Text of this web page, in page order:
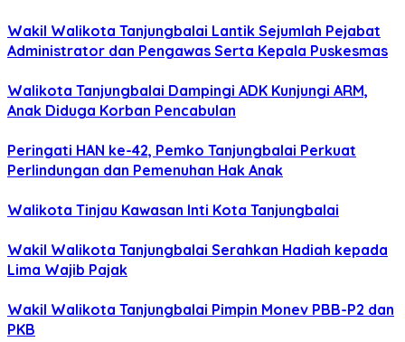
Wakil Walikota Tanjungbalai Lantik Sejumlah Pejabat
Administrator dan Pengawas Serta Kepala Puskesmas
Walikota Tanjungbalai Dampingi ADK Kunjungi ARM,
Anak Diduga Korban Pencabulan
Peringati HAN ke-42, Pemko Tanjungbalai Perkuat
Perlindungan dan Pemenuhan Hak Anak
Walikota Tinjau Kawasan Inti Kota Tanjungbalai
Wakil Walikota Tanjungbalai Serahkan Hadiah kepada
Lima Wajib Pajak
Wakil Walikota Tanjungbalai Pimpin Monev PBB-P2 dan
PKB